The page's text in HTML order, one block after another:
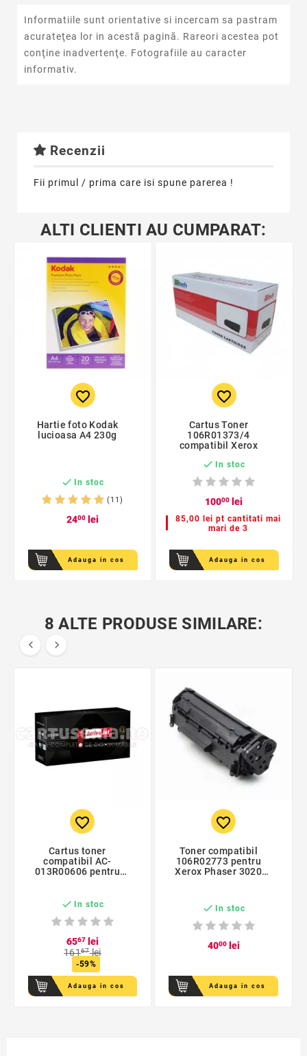
Informatiile sunt orientative si incercam sa pastram
acurateţea lor in acestă pagină. Rareori acestea pot
conţine inadvertenţe. Fotografiile au caracter
informativ.
Recenzii
Fii primul / prima care isi spune parerea !
ALTI CLIENTI AU CUMPARAT:
favorite_border
Hartie foto Kodak
lucioasa A4 230g
 In stoc
(11)
2400 lei
Adauga in cos
favorite_border
Cartus Toner
106R01373/4
compatibil Xerox
 In stoc
10000 lei
85,00 lei pt cantitati mai
mari de 3
Adauga in cos
8 ALTE PRODUSE SIMILARE:
 
favorite_border
Cartus toner
compatibil AC-
013R00606 pentru
ani
 In stoc
6567lei
16167lei
-59%
Adauga in cos
favorite_border
Toner compatibil
106R02773 pentru
Xerox Phaser 3020
 In stoc
4000lei
Adauga in cos